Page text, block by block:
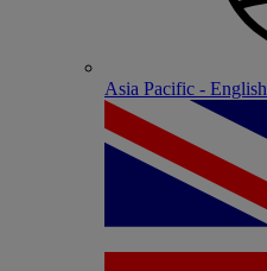
Asia Pacific - English